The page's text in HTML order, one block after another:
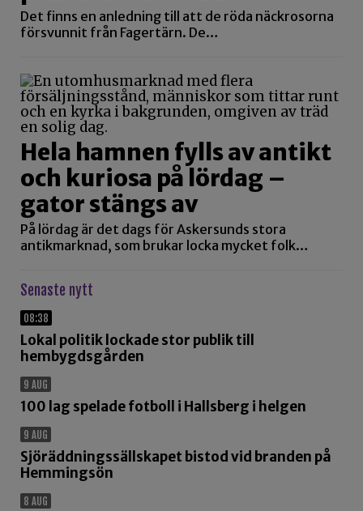
Det finns en anledning till att de röda näckrosorna
försvunnit från Fagertärn. De…
Hela hamnen fylls av antikt
och kuriosa på lördag –
gator stängs av
På lördag är det dags för Askersunds stora
antikmarknad, som brukar locka mycket folk…
Senaste nytt
08:38
Lokal politik lockade stor publik till
hembygdsgården
9 AUG
100 lag spelade fotboll i Hallsberg i helgen
9 AUG
Sjöräddningssällskapet bistod vid branden på
Hemmingsön
8 AUG